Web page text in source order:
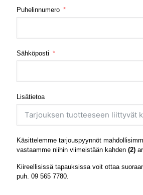
Puhelinnumero
Sähköposti
Lisätietoa
Käsittelemme tarjouspyynnöt
vastaamme niihin viimeistään kahden (2)
Kiireellisissä tapauksissa voit ottaa
puh. 09 565 7780